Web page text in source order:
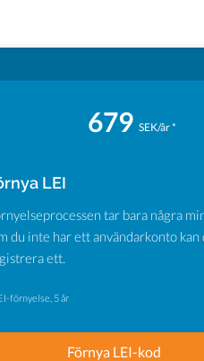
679 SEK/år *
LEI
tar bara några
du inte har ett användarkonto kan
ett.
förnyelse, 5 år
Förnya LEI-kod